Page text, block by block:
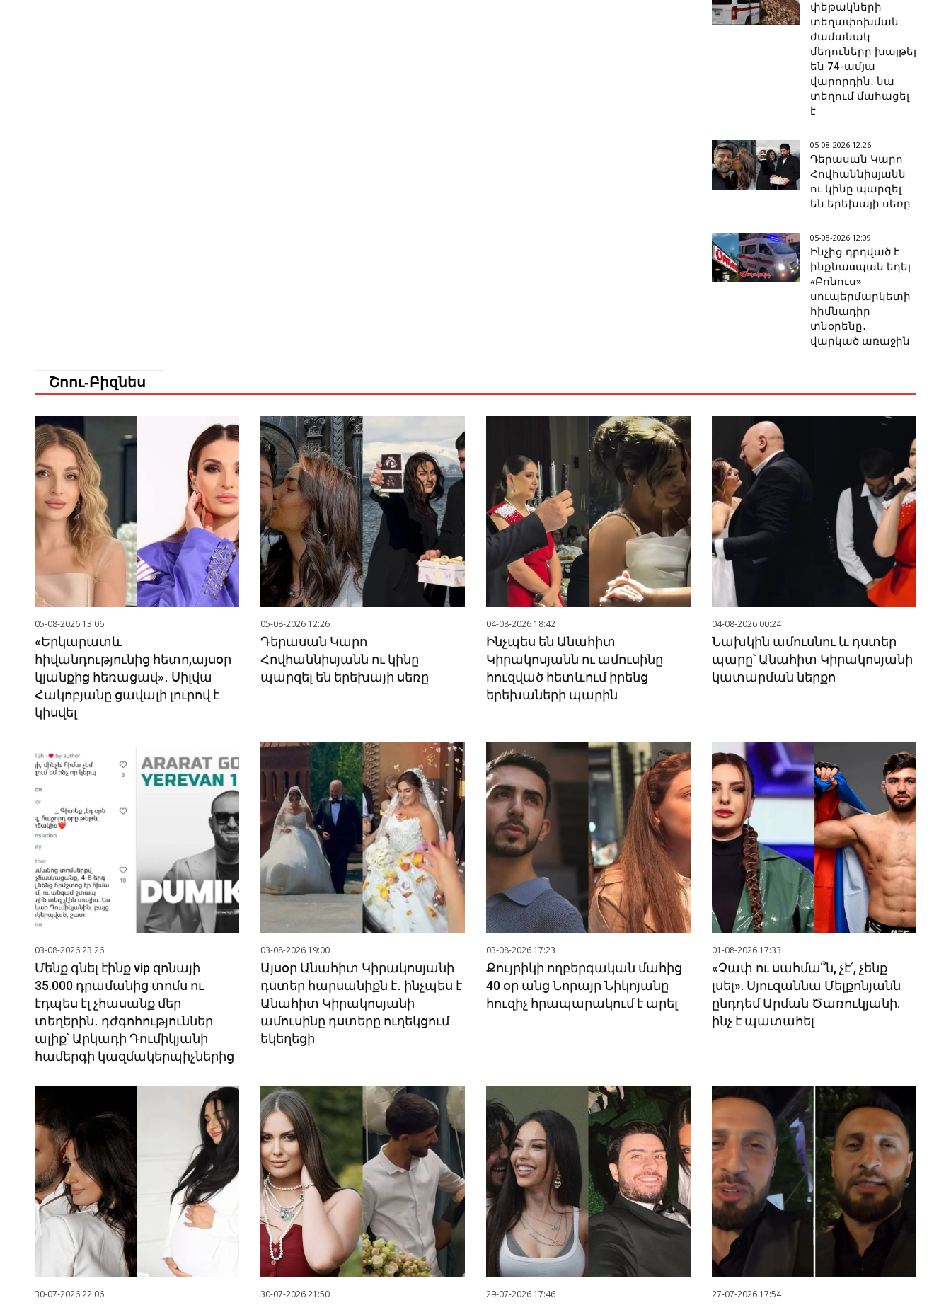
փեթակների
տեղափոխման
ժամանակ
մեղուները խայթել
են 74-ամյա
վարորդին․ նա
տեղում մահացել
է
05-08-2026 12:26
Դերասան Կարո
Հովհաննիսյանն
ու կինը պարզել
են երեխայի սեռը
05-08-2026 12:09
Ինչից դրդված է
ինքնաuպան եղել
«Բոնուս»
սուպերմարկետի
հիմնադիր
տնօրենը․
վարկած առաջին
Շոու-Բիզնես
05-08-2026 13:06
«Երկարատև
հիվանդությունից հետո,այսօր
կյանքից հեռացավ»․ Սիլվա
Հակոբյանը ցավալի լուրով է
կիսվել
05-08-2026 12:26
Դերասան Կարո
Հովհաննիսյանն ու կինը
պարզել են երեխայի սեռը
04-08-2026 18:42
Ինչպես են Անահիտ
Կիրակոսյանն ու ամուսինը
հուզված հետևում իրենց
երեխաների պարին
04-08-2026 00:24
Նախկին ամուսնու և դստեր
պարը՝ Անահիտ Կիրակոսյանի
կատարման ներքո
03-08-2026 23:26
Մենք գնել էինք vip զոնայի
35.000 դրամանից տոմս ու
էդպես էլ չհասանք մեր
տեղերին․ դժգոհություններ
ալիք՝ Արկադի Դումիկյանի
համերգի կազմակերպիչներից
03-08-2026 19:00
Այսօր Անահիտ Կիրակոսյանի
դստեր հարսանիքն է․ ինչպես է
Անահիտ Կիրակոսյանի
ամուսինը դստերը ուղեկցում
եկեղեցի
03-08-2026 17:23
Քույրիկի ողբերգական մահից
40 օր անց Նորայր Նիկոյանը
հուզիչ հրապարակում է արել
01-08-2026 17:33
«Չափ ու սահմա՞ն, չէ՛, չենք
լսել». Սյուզաննա Մելքոնյանն
ընդդեմ Արման Ծառուկյանի.
ինչ է պատահել
30-07-2026 22:06 30-07-2026 21:50 29-07-2026 17:46 27-07-2026 17:54